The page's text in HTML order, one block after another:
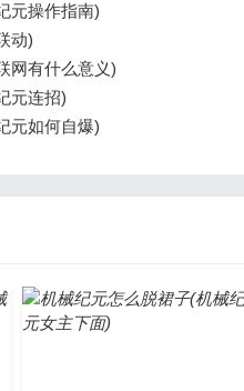
元操作指南)
动)
网有什么意义)
元连招)
元如何自爆)